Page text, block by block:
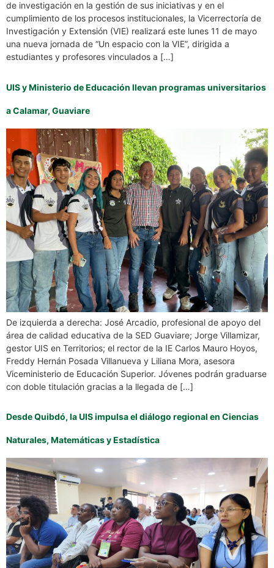
de investigación en la gestión de sus iniciativas y en el
cumplimiento de los procesos institucionales, la Vicerrectoría de
Investigación y Extensión (VIE) realizará este lunes 11 de mayo
una nueva jornada de “Un espacio con la VIE”, dirigida a
estudiantes y profesores vinculados a […]
UIS y Ministerio de Educación llevan programas universitarios
a Calamar, Guaviare
De izquierda a derecha: José Arcadio, profesional de apoyo del
área de calidad educativa de la SED Guaviare; Jorge Villamizar,
gestor UIS en Territorios; el rector de la IE Carlos Mauro Hoyos,
Freddy Hernán Posada Villanueva y Liliana Mora, asesora
Viceministerio de Educación Superior. Jóvenes podrán graduarse
con doble titulación gracias a la llegada de […]
Desde Quibdó, la UIS impulsa el diálogo regional en Ciencias
Naturales, Matemáticas y Estadística